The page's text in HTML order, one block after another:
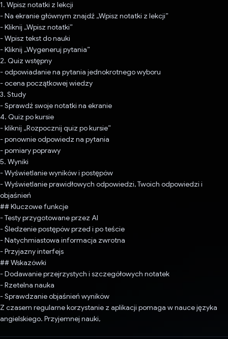
1. Wpisz notatki z lekcji
- Na ekranie głównym znajdź „Wpisz notatki z lekcji”
- Kliknij „Wpisz notatki”
- Wpisz tekst do nauki
- Kliknij „Wygeneruj pytania”
2. Quiz wstępny
- odpowiadanie na pytania jednokrotnego wyboru
- ocena początkowej wiedzy
3. Study
- Sprawdź swoje notatki na ekranie
4. Quiz po kursie
- kliknij „Rozpocznij quiz po kursie”
- ponownie odpowiedz na pytania
- pomiary poprawy
5. Wyniki
- Wyświetlanie wyników i postępów
- Wyświetlanie prawidłowych odpowiedzi, Twoich odpowiedzi i
objaśnień
## Kluczowe funkcje
- Testy przygotowane przez AI
- Śledzenie postępów przed i po teście
- Natychmiastowa informacja zwrotna
- Przyjazny interfejs
## Wskazówki
- Dodawanie przejrzystych i szczegółowych notatek
- Rzetelna nauka
- Sprawdzanie objaśnień wyników
Z czasem regularne korzystanie z aplikacji pomaga w nauce języka
angielskiego. Przyjemnej nauki,